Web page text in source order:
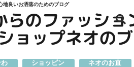
地良いお洒落のためのブログ
ショッピン
ネオのお直